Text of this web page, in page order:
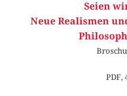
Seien
Neue Realismen
PDF,